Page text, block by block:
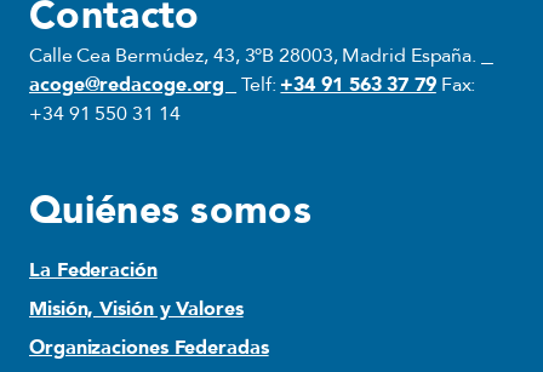
Contacto
Calle Cea Bermúdez, 43, 3ºB 28003, Madrid España.
acoge@redacoge.org
Telf: +34 91 563 37 79Fax:
+34 91 550 31 14
Quiénes somos
La Federación
Misión, Visión y Valores
Organizaciones Federadas